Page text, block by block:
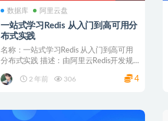
数据库 阿里云盘
一站式学习Redis 从入门到高可用分
布式实践
名称：一站式学习Redis 从入门到高可用
分布式实践 描述：由阿里云Redis开发规
2 年前
306 4